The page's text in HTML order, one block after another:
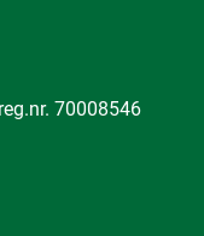
70008546